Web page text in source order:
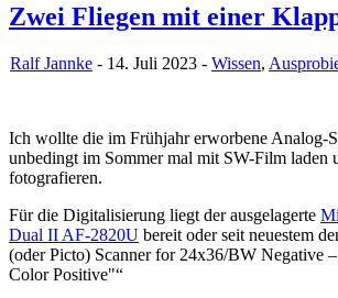
Zwei Fliegen mit einer
Ralf Jannke - 14. Juli 2023 - Wissen,
Ich wollte die im Frühjahr erworbene Analog-
unbedingt im Sommer mal mit SW-Film laden
fotografieren.
Für die Digitalisierung liegt der ausgelagerte
Dual II AF-2820U bereit oder seit neuestem
(oder Picto) Scanner for 24x36/BW Negative
Color Positive"“